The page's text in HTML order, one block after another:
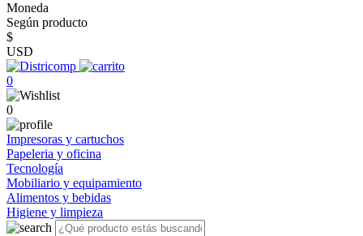
Moneda
Según producto
$
USD
0
0
Impresoras y cartuchos
Papeleria y oficina
Tecnología
Mobiliario y equipamiento
Alimentos y bebidas
Higiene y limpieza